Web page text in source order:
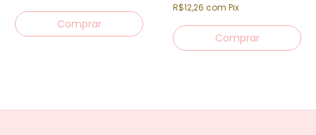
R$12,26 com Pix